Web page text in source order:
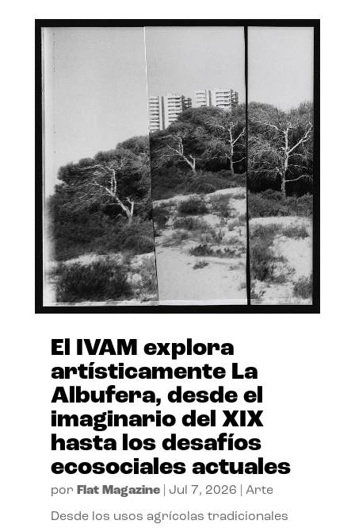
El IVAM explora
artísticamente La
Albufera, desde el
imaginario del XIX
hasta los desafíos
ecosociales actuales
por Flat Magazine| Jul 7, 2026 Arte
Desde los usos agrícolas tradicionales